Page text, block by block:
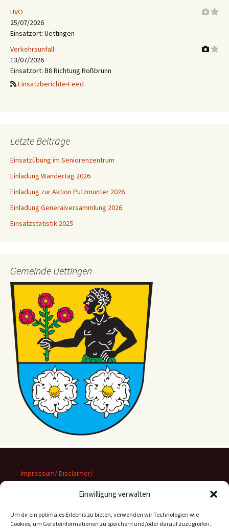
Einwilligung verwalten
Um dir ein optimales Erlebnis zu bieten, verwenden wir Technologien wie
Cookies, um Geräteinformationen zu speichern und/oder darauf zuzugreifen.
HVO
25/07/2026
Einsatzort: Uettingen
Verkehrsunfall
13/07/2026
Einsatzort: B8 Richtung Roßbrunn
Einsatzberichte-Feed
Letzte Beiträge
Einsatzübung im Seniorenzentrum
Einladung Wandertag 2026
Einladung zur Aktion Putzmunter 2026
Einladung Generalversammlung 2026
Einsatzstatistik 2025
Gemeinde Uettingen
Impressum/ Disclaimer/
Datenschutz